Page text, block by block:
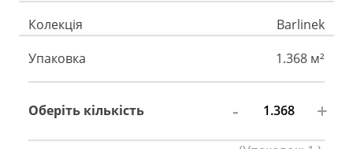
Колекція
Barlinek
Упаковка
1.368 м²
Оберіть кількість - +